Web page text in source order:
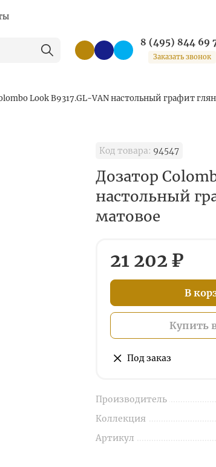
8 (495) 844 69
Заказать звонок
Look B9317.GL-VAN настольный графит
Код товара: 94547
Дозатор
настольный
матовое
21 202 ₽
В
Купить
Под заказ
Производитель
Коллекция
Артикул